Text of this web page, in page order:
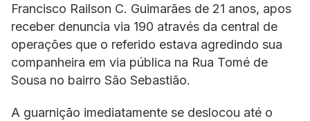
Francisco Railson C. Guimarães de 21 anos, apos
receber denuncia via 190 através da central de
operações que o referido estava agredindo sua
companheira em via pública na Rua Tomé de
Sousa no bairro São Sebastião.
A guarnição imediatamente se deslocou até o